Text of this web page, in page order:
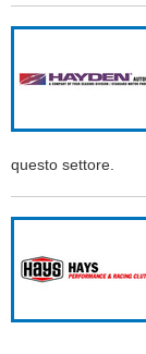
questo settore.